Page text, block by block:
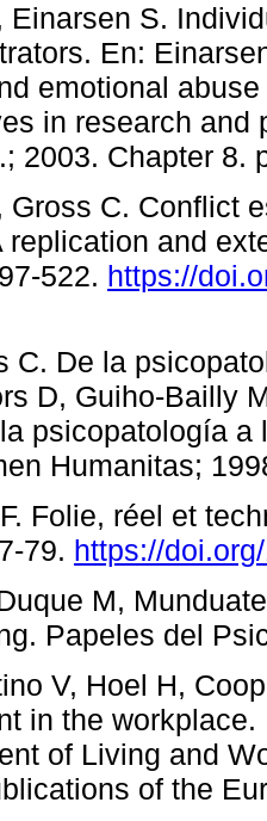
Einarsen S.
En:
emotional
in research and
2003. Chapter 8.
Gross C. Conflict
replication and
522. https://
C. De la
D, Guiho-Bailly
psicopatología
Humanitas;
Folie, réel et
79. https://
M,
Papeles del
V, Hoel H,
in the
of Living and
of the